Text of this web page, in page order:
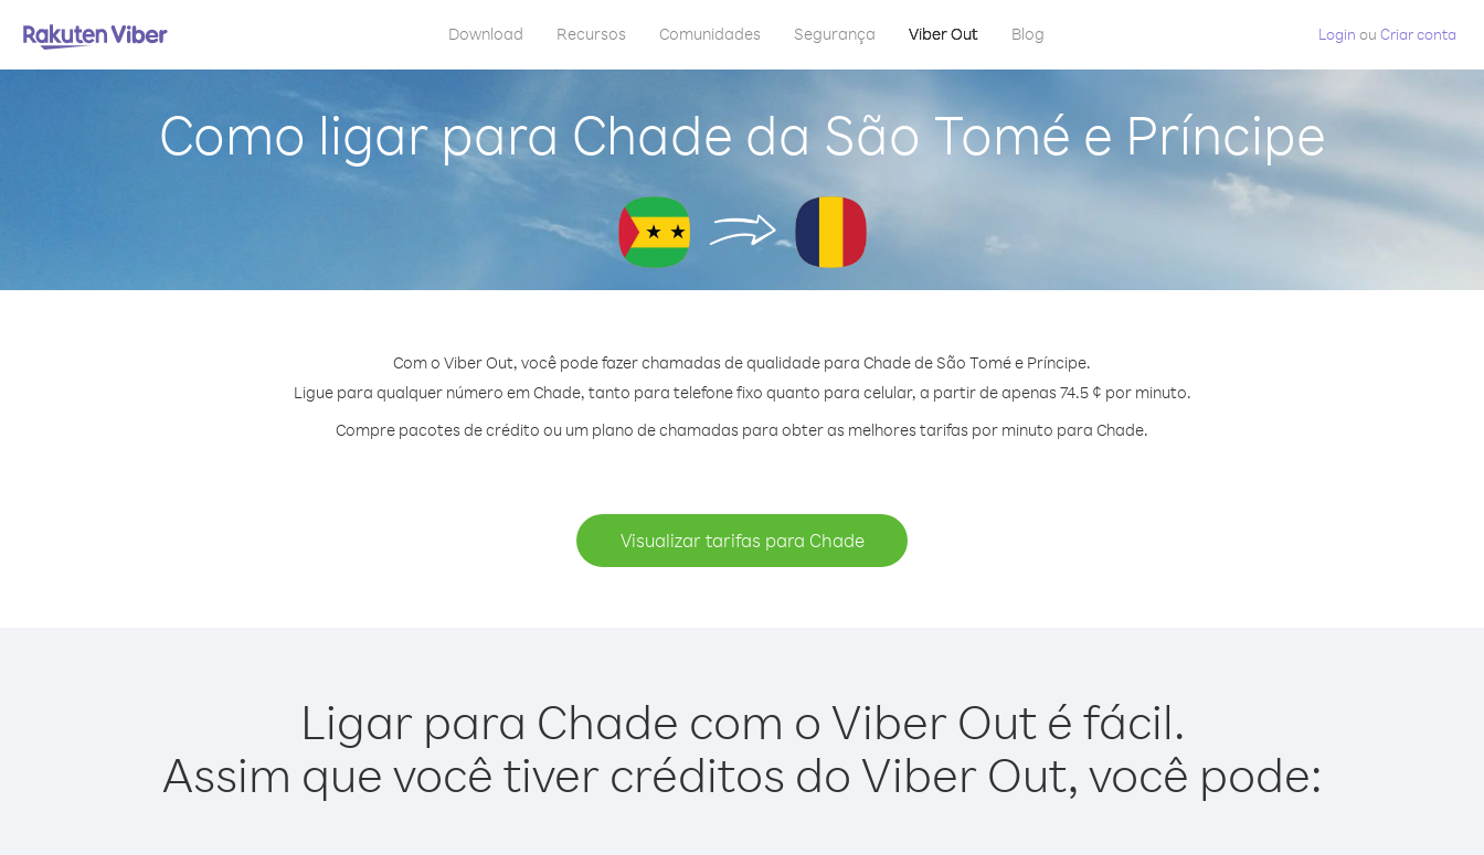
Download Recursos Comunidades Segurança Viber Out Blog Login ou Criar conta
Como ligar para Chade da São Tomé e Príncipe
Com o Viber Out, você pode fazer chamadas de qualidade para Chade de São Tomé e Príncipe.
Ligue para qualquer número em Chade, tanto para telefone fixo quanto para celular, a partir de apenas 74.5 ¢ por minuto.
Compre pacotes de crédito ou um plano de chamadas para obter as melhores tarifas por minuto para Chade.
Visualizar tarifas para Chade
Ligar para Chade com o Viber Out é fácil.
Assim que você tiver créditos do Viber Out, você pode: